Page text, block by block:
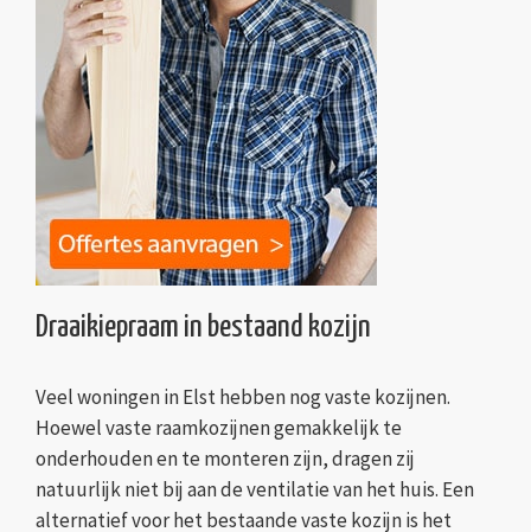
Draaikiepraam in bestaand kozijn
Veel woningen in Elst hebben nog vaste kozijnen.
Hoewel vaste raamkozijnen gemakkelijk te
onderhouden en te monteren zijn, dragen zij
natuurlijk niet bij aan de ventilatie van het huis. Een
alternatief voor het bestaande vaste kozijn is het